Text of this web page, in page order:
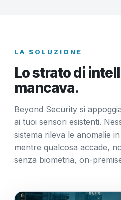
LA SOLUZIONE
Lo strato di
mancava.
Beyond Security si
ai tuoi sensori esistenti.
sistema rileva le anomalie
mentre qualcosa accade,
senza biometria, on-